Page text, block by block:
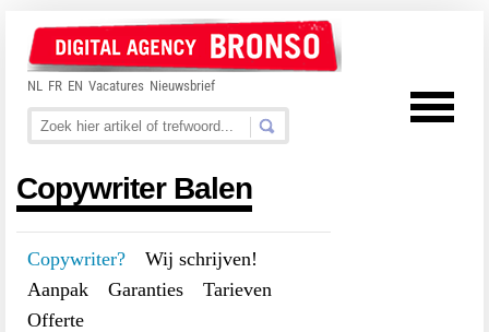
NL FR EN Vacatures Nieuwsbrief
Copywriter Balen
Copywriter? Wij schrijven!
Aanpak
Garanties Tarieven
Offerte